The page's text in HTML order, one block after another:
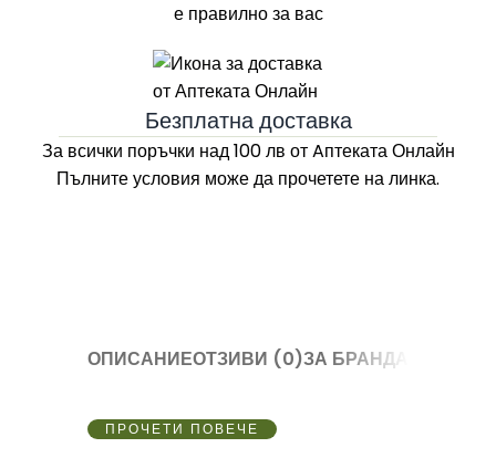
е правилно за вас
Безплатна доставка
За всички поръчки над 100 лв от Aптеката Онлайн
Пълните условия може да прочетете на линка.
ОПИСАНИЕОТЗИВИ (0)ЗА БРАНДА
ПРОЧЕТИ ПОВЕЧЕ